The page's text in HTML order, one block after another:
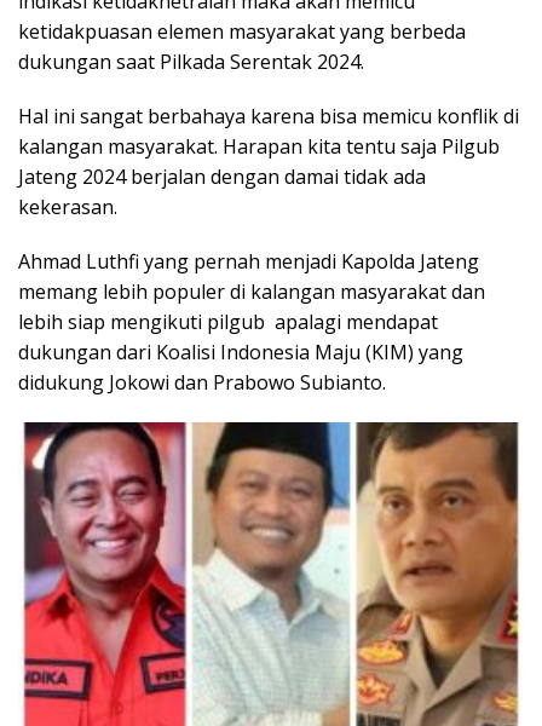
ketidakpuasan elemen masyarakat yang berbeda
dukungan saat Pilkada Serentak 2024.
Hal ini sangat berbahaya karena bisa memicu konflik di
kalangan masyarakat. Harapan kita tentu saja Pilgub
Jateng 2024 berjalan dengan damai tidak ada
kekerasan.
Ahmad Luthfi yang pernah menjadi Kapolda Jateng
memang lebih populer di kalangan masyarakat dan
lebih siap mengikuti pilgub apalagi mendapat
dukungan dari Koalisi Indonesia Maju (KIM) yang
didukung Jokowi dan Prabowo Subianto.